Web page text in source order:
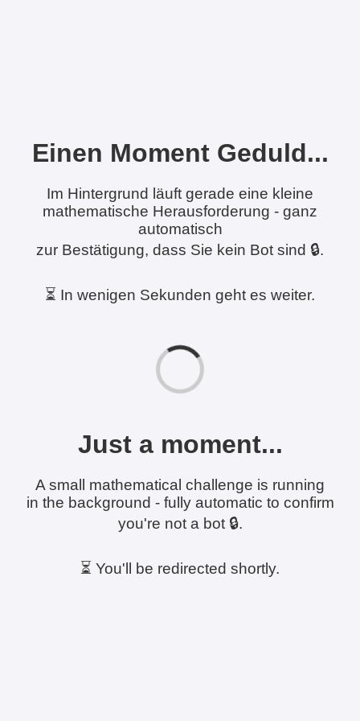
Einen Moment Geduld...
Im Hintergrund läuft gerade eine kleine
mathematische Herausforderung - ganz
automatisch
zur Bestätigung, dass Sie kein Bot sind 🔒.
⏳ In wenigen Sekunden geht es weiter.
Just a moment...
A small mathematical challenge is running
in the background - fully automatic to confirm
you're not a bot 🔒.
⏳ You'll be redirected shortly.